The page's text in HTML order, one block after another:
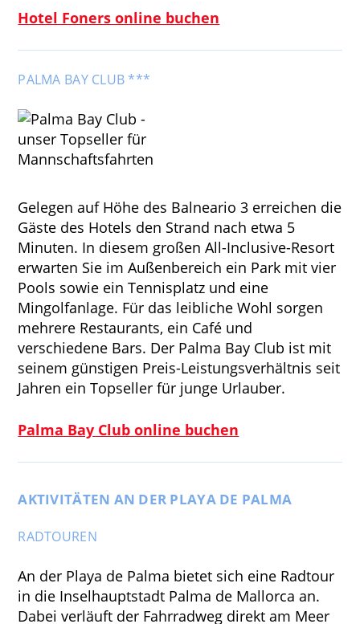
Hotel Foners online buchen
PALMA BAY CLUB ***
Gelegen auf Höhe des Balneario 3 erreichen die
Gäste des Hotels den Strand nach etwa 5
Minuten. In diesem großen All-Inclusive-Resort
erwarten Sie im Außenbereich ein Park mit vier
Pools sowie ein Tennisplatz und eine
Mingolfanlage. Für das leibliche Wohl sorgen
mehrere Restaurants, ein Café und
verschiedene Bars. Der Palma Bay Club ist mit
seinem günstigen Preis-Leistungsverhältnis seit
Jahren ein Topseller für junge Urlauber.
Palma Bay Club online buchen
AKTIVITÄTEN AN DER PLAYA DE PALMA
RADTOUREN
An der Playa de Palma bietet sich eine Radtour
in die Inselhauptstadt Palma de Mallorca an.
Dabei verläuft der Fahrradweg direkt am Meer